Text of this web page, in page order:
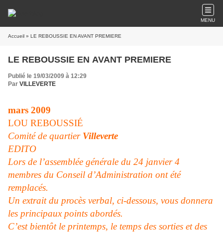
MENU
Accueil » LE REBOUSSIE EN AVANT PREMIERE
LE REBOUSSIE EN AVANT PREMIERE
Publié le 19/03/2009 à 12:29
Par VILLEVERTE
mars 2009
LOU REBOUSSIÉ
Comité de quartier Villeverte
EDITO
Lors de l’assemblée générale du 24 janvier 4
membres du Conseil d’Administration ont été
remplacés.
Un extrait du procès verbal, ci-dessous, vous donnera
les principaux points abordés.
C’est bientôt le printemps, le temps des sorties et des